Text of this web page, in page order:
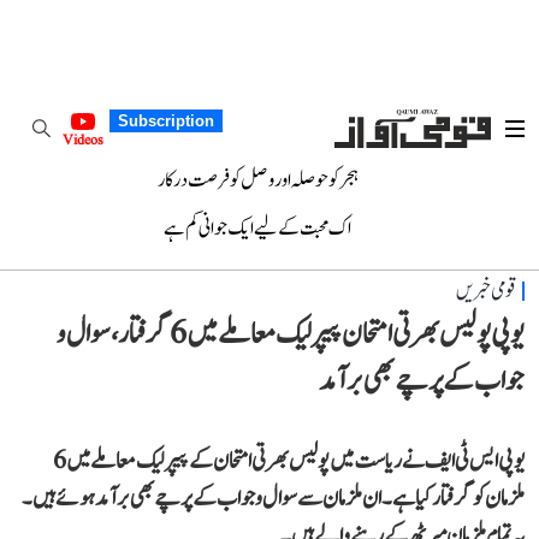
Subscription
Videos
ہجر کو حوصلہ اور وصل کو فرصت درکار
اک محبت کے لیے ایک جوانی کم ہے
قومی خبریں
یوپی پولیس بھرتی امتحان پیپرلیک معاملے میں 6 گرفتار، سوال و
جواب کے پرچے بھی برآمد
یو پی ایس ٹی ایف نے ریاست میں پولیس بھرتی امتحان کے پیپر لیک معاملے میں 6
ملزمان کو گرفتار کیا ہے۔ ان ملزمان سے سوال و جواب کے پرچے بھی برآمد ہوئے ہیں۔